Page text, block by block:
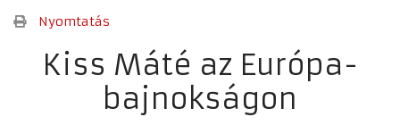
Nyomtatás
Kiss Máté az Európa-
bajnokságon